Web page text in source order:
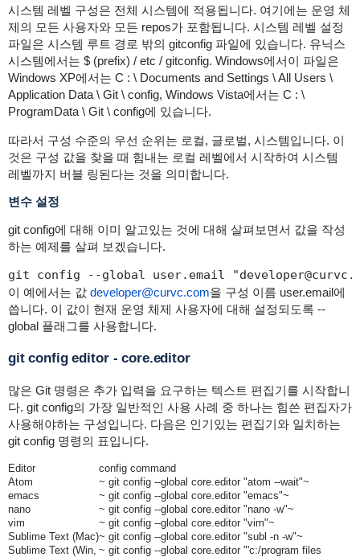
시스템 레벨 구성은 전체 시스템에 적용됩니다. 여기에는 운영 체
제의 모든 사용자와 모든 repos가 포함됩니다. 시스템 레벨 설정
파일은 시스템 루트 경로 밖의 gitconfig 파일에 있습니다. 유닉스
시스템에서는 $ (prefix) / etc / gitconfig. Windows에서이 파일은
Windows XP에서는 C : \ Documents and Settings \ All Users \
Application Data \ Git \ config, Windows Vista에서는 C : \
ProgramData \ Git \ config에 있습니다.
따라서 구성 수준의 우선 순위는 로컬, 글로벌, 시스템입니다. 이
것은 구성 값을 찾을 때 힘내는 로컬 레벨에서 시작하여 시스템
레벨까지 버블 링된다는 것을 의미합니다.
변수 설정
git config에 대해 이미 알고있는 것에 대해 살펴보면서 값을 작성
하는 예제를 살펴 보겠습니다.
git config --global user.email
이 예에서는 값 developer@curvc.com을 구성 이름 user.email에
씁니다. 이 값이 현재 운영 체제 사용자에 대해 설정되도록 --
global 플래그를 사용합니다.
git config editor - core.editor
많은 Git 명령은 추가 입력을 요구하는 텍스트 편집기를 시작합니
다. git config의 가장 일반적인 사용 사례 중 하나는 힘쓴 편집자가
사용해야하는 구성입니다. 다음은 인기있는 편집기와 일치하는
git config 명령의 표입니다.
Editor
config command
Atom
~ git config --global core.editor "atom --wait"~
emacs
~ git config --global core.editor "emacs"~
nano
~ git config --global core.editor "nano -w"~
vim
~ git config --global core.editor "vim"~
Sublime Text (Mac)~ git config --global core.editor "subl -n -w"~
Sublime Text (Win, ~ git config --global core.editor "'c:/program files